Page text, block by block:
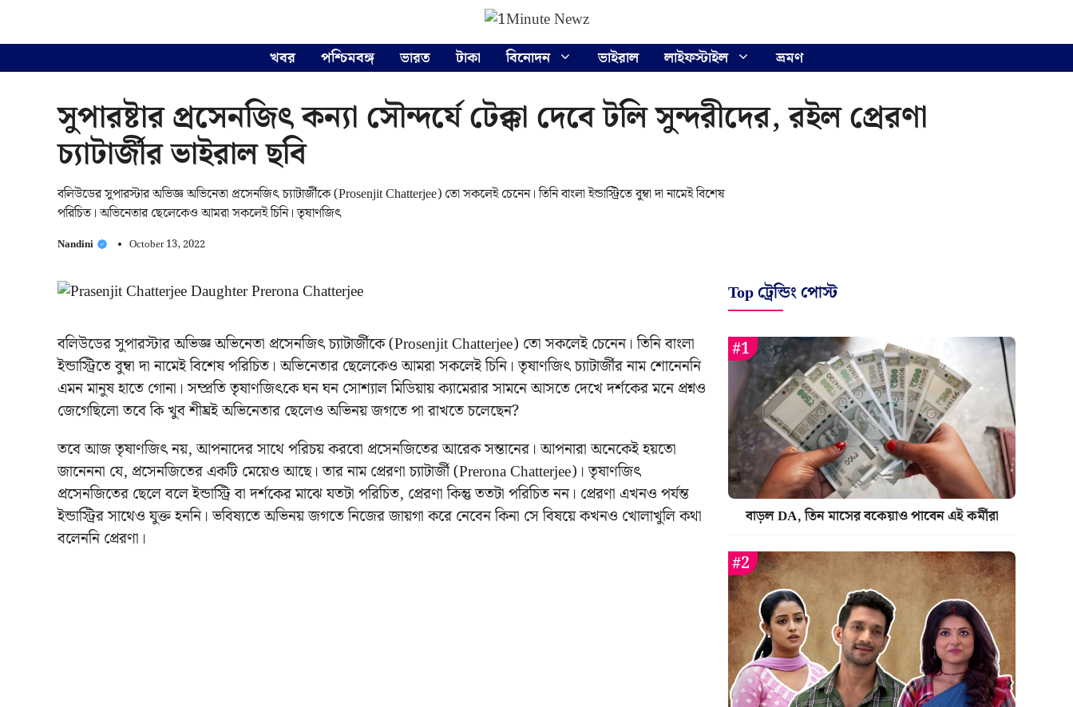
খবর পশ্চিমবঙ্গ ভারত টাকা বিনোদন ভাইরাল লাইফস্টাইল ভ্রমণ
সুপারষ্টার প্রসেনজিৎ কন্যা সৌন্দর্যে টেক্কা দেবে টলি সুন্দরীদের, রইল প্রেরণা
চ্যাটার্জীর ভাইরাল ছবি
বলিউডের সুপারস্টার অভিজ্ঞ অভিনেতা প্রসেনজিৎ চ্যাটার্জীকে (Prosenjit Chatterjee) তো সকলেই চেনেন। তিনি বাংলা ইন্ডাস্ট্রিতে বুম্বা দা নামেই বিশেষ
পরিচিত। অভিনেতার ছেলেকেও আমরা সকলেই চিনি। তৃষাণজিৎ
Nandini October 13, 2022
বলিউডের সুপারস্টার অভিজ্ঞ অভিনেতা প্রসেনজিৎ চ্যাটার্জীকে (Prosenjit Chatterjee) তো সকলেই চেনেন। তিনি বাংলা
ইন্ডাস্ট্রিতে বুম্বা দা নামেই বিশেষ পরিচিত। অভিনেতার ছেলেকেও আমরা সকলেই চিনি। তৃষাণজিৎ চ্যাটার্জীর নাম শোনেননি
এমন মানুষ হাতে গোনা। সম্প্রতি তৃষাণজিৎকে ঘন ঘন সোশ্যাল মিডিয়ায় ক্যামেরার সামনে আসতে দেখে দর্শকের মনে প্রশ্নও
জেগেছিলো তবে কি খুব শীঘ্রই অভিনেতার ছেলেও অভিনয় জগতে পা রাখতে চলেছেন?
তবে আজ তৃষাণজিৎ নয়, আপনাদের সাথে পরিচয় করবো প্রসেনজিতের আরেক সন্তানের। আপনারা অনেকেই হয়তো
জানেননা যে, প্রসেনজিতের একটি মেয়েও আছে। তার নাম প্রেরণা চ্যাটার্জী (Prerona Chatterjee)। তৃষাণজিৎ
প্রসেনজিতের ছেলে বলে ইন্ডাস্ট্রি বা দর্শকের মাঝে যতটা পরিচিত, প্রেরণা কিন্তু ততটা পরিচিত নন। প্রেরণা এখনও পর্যন্ত
ইন্ডাস্ট্রির সাথেও যুক্ত হননি। ভবিষ্যতে অভিনয় জগতে নিজের জায়গা করে নেবেন কিনা সে বিষয়ে কখনও খোলাখুলি কথা
বলেননি প্রেরণা।
Top ট্রেন্ডিং পোস্ট
বাড়ল DA, তিন মাসের বকেয়াও পাবেন এই কর্মীরা